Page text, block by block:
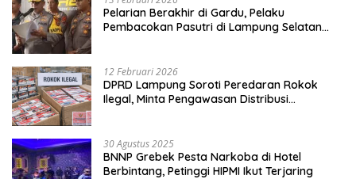
Pelarian Berakhir di Gardu, Pelaku
Pembacokan Pasutri di Lampung Selatan
12 Februari 2026
DPRD Lampung Soroti Peredaran Rokok
Ilegal, Minta Pengawasan Distribusi
30 Agustus 2025
BNNP Grebek Pesta Narkoba di Hotel
Berbintang, Petinggi HIPMI Ikut Terjaring